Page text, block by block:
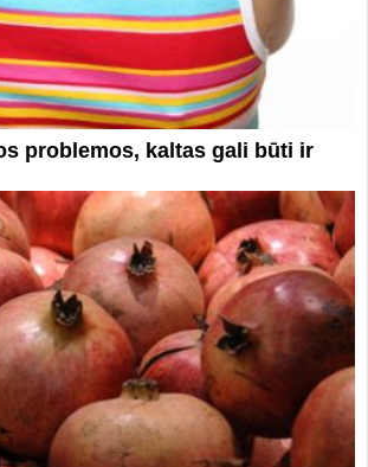
problemos, kaltas gali būti ir